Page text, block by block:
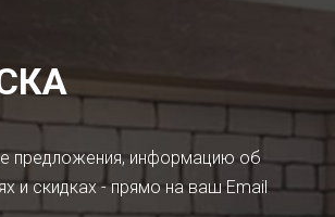
предложения, информацию об
и скидках - прямо на ваш Email